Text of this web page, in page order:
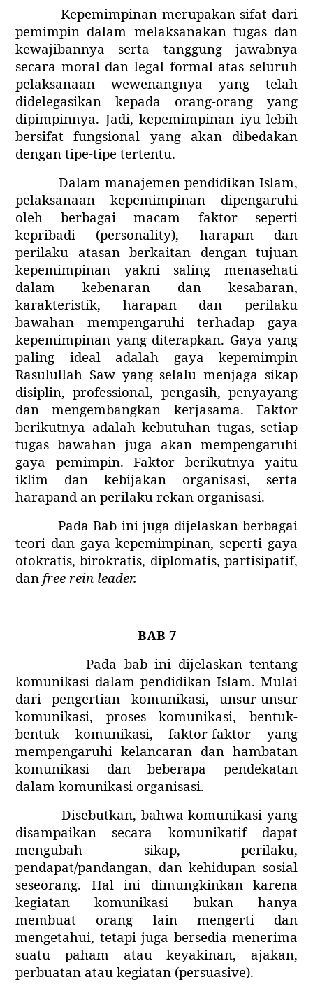
Kepemimpinan merupakan sifat dari
pemimpin dalam melaksanakan tugas dan
kewajibannya serta tanggung jawabnya
secara moral dan legal formal atas seluruh
pelaksanaan wewenangnya yang telah
didelegasikan kepada orang-orang yang
dipimpinnya. Jadi, kepemimpinan iyu lebih
bersifat fungsional yang akan dibedakan
dengan tipe-tipe tertentu.
Dalam manajemen pendidikan Islam,
pelaksanaan kepemimpinan dipengaruhi
oleh berbagai macam faktor seperti
kepribadi (personality), harapan dan
perilaku atasan berkaitan dengan tujuan
kepemimpinan yakni saling menasehati
dalam kebenaran dan kesabaran,
karakteristik, harapan dan perilaku
bawahan mempengaruhi terhadap gaya
kepemimpinan yang diterapkan. Gaya yang
paling ideal adalah gaya kepemimpin
Rasulullah Saw yang selalu menjaga sikap
disiplin, professional, pengasih, penyayang
dan mengembangkan kerjasama. Faktor
berikutnya adalah kebutuhan tugas, setiap
tugas bawahan juga akan mempengaruhi
gaya pemimpin. Faktor berikutnya yaitu
iklim dan kebijakan organisasi, serta
harapand an perilaku rekan organisasi.
Pada Bab ini juga dijelaskan berbagai
teori dan gaya kepemimpinan, seperti gaya
otokratis, birokratis, diplomatis, partisipatif,
dan free rein leader.
BAB 7
Pada bab ini dijelaskan tentang
komunikasi dalam pendidikan Islam. Mulai
dari pengertian komunikasi, unsur-unsur
komunikasi, proses komunikasi, bentuk-
bentuk komunikasi, faktor-faktor yang
mempengaruhi kelancaran dan hambatan
komunikasi dan beberapa pendekatan
dalam komunikasi organisasi.
Disebutkan, bahwa komunikasi yang
disampaikan secara komunikatif dapat
mengubah sikap, perilaku,
pendapat/pandangan, dan kehidupan sosial
seseorang. Hal ini dimungkinkan karena
kegiatan komunikasi bukan hanya
membuat orang lain mengerti dan
mengetahui, tetapi juga bersedia menerima
suatu paham atau keyakinan, ajakan,
perbuatan atau kegiatan (persuasive).